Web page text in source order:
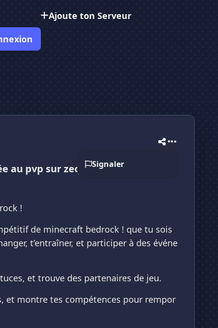
Ajoute ton Serveur
Signaler
pvp sur zeqa, le serveur
!
de minecraft bedrock ! que tu sois
t’entraîner, et participer à des événe
et trouve des partenaires de jeu.
et montre tes compétences pour rempor